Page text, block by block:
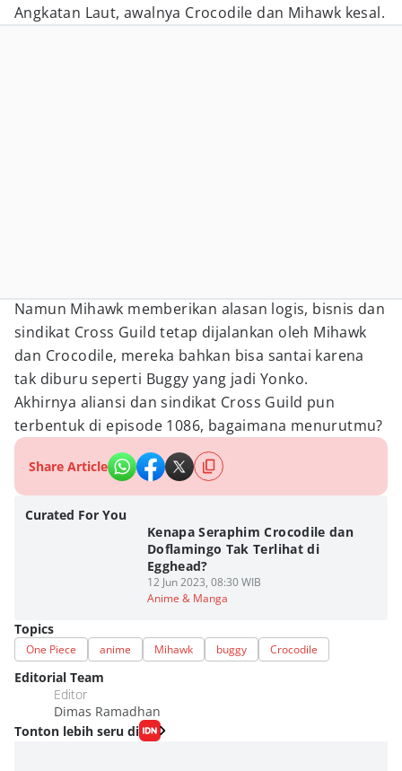
Angkatan Laut, awalnya Crocodile dan Mihawk kesal.
Namun Mihawk memberikan alasan logis, bisnis dan
sindikat Cross Guild tetap dijalankan oleh Mihawk
dan Crocodile, mereka bahkan bisa santai karena
tak diburu seperti Buggy yang jadi Yonko.
Akhirnya aliansi dan sindikat Cross Guild pun
terbentuk di episode 1086, bagaimana menurutmu?
Share Article
Curated For You
Kenapa Seraphim Crocodile dan
Doflamingo Tak Terlihat di
Egghead?
12 Jun 2023, 08:30 WIB
Anime & Manga
Topics
One Piece anime Mihawk buggy Crocodile
Editorial Team
Editor
Dimas Ramadhan
Tonton lebih seru di